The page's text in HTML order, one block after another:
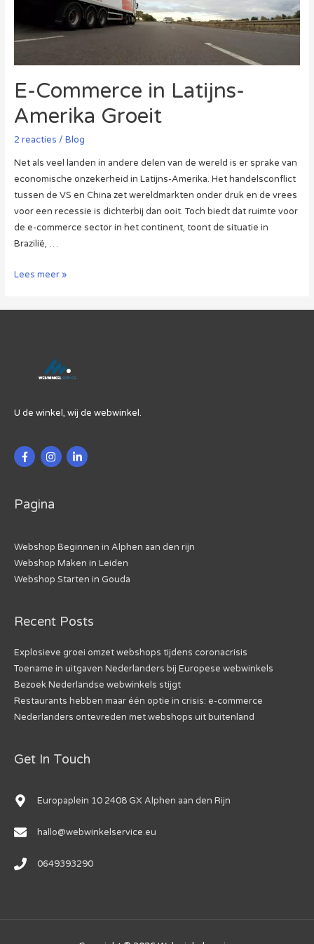
E-Commerce in Latijns-
Amerika Groeit
2 reacties / Blog
Net als veel landen in andere delen van de wereld is er sprake van
economische onzekerheid in Latijns-Amerika. Het handelsconflict
tussen de VS en China zet wereldmarkten onder druk en de vrees
voor een recessie is dichterbij dan ooit. Toch biedt dat ruimte voor
de e-commerce sector in het continent, toont de situatie in
Brazilië, …
E-
Lees meer »
U de winkel, wij de webwinkel.
Pagina
Webshop Beginnen in Alphen aan den rijn
Webshop Maken in Leiden
Webshop Starten in Gouda
Recent Posts
Explosieve groei omzet webshops tijdens coronacrisis
Toename in uitgaven Nederlanders bij Europese webwinkels
Bezoek Nederlandse webwinkels stijgt
Restaurants hebben maar één optie in crisis: e-commerce
Nederlanders ontevreden met webshops uit buitenland
Get In Touch
Europaplein 10 2408 GX Alphen aan den Rijn
hallo@webwinkelservice.eu
0649393290